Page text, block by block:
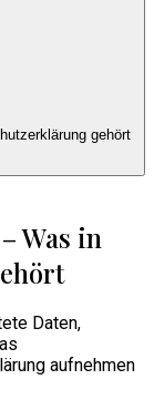
gehört
Was in
Daten,
aufnehmen